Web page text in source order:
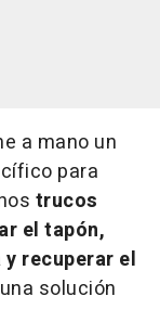
a mano un
para
trucos
el tapón,
recuperar el
solución